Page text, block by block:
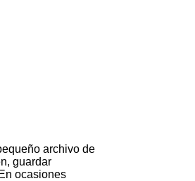
archivo de
guardar
ocasiones